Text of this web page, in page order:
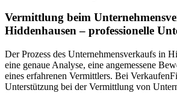
Vermittlung beim
Hiddenhausen – professionelle
Der Prozess des Unternehmensverkaufs in
eine genaue Analyse, eine angemessene
eines erfahrenen Vermittlers. Bei
Unterstützung bei der Vermittlung von